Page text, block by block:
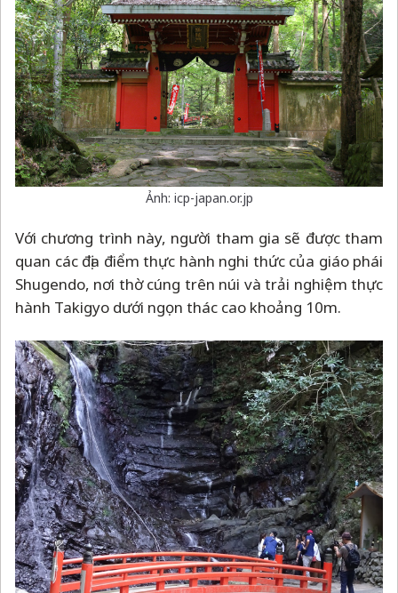
Ảnh: icp-japan.or.jp
Với chương trình này, người tham gia sẽ được tham
quan các địa điểm thực hành nghi thức của giáo phái
Shugendo, nơi thờ cúng trên núi và trải nghiệm thực
hành Takigyo dưới ngọn thác cao khoảng 10m.